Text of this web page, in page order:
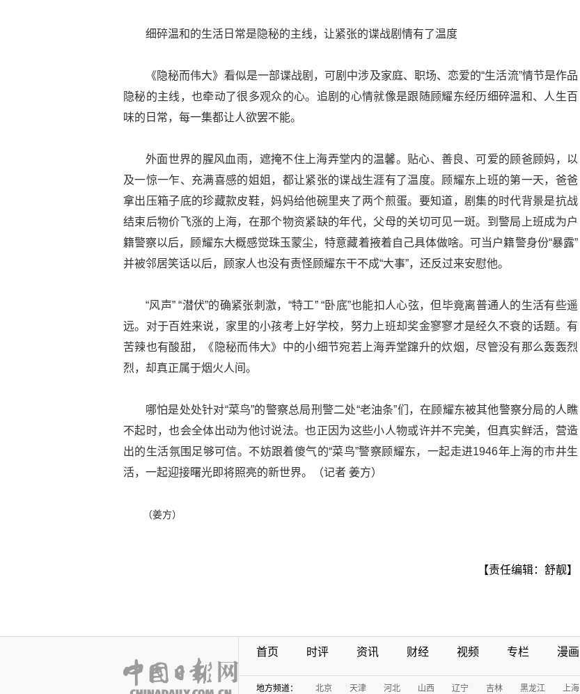
细碎温和的生活日常是隐秘的主线，让紧张的谍战剧情有了温度
《隐秘而伟大》看似是一部谍战剧，可剧中涉及家庭、职场、恋爱的“生活流”情节是作品
隐秘的主线，也牵动了很多观众的心。追剧的心情就像是跟随顾耀东经历细碎温和、人生百
味的日常，每一集都让人欲罢不能。
外面世界的腥风血雨，遮掩不住上海弄堂内的温馨。贴心、善良、可爱的顾爸顾妈，以
及一惊一乍、充满喜感的姐姐，都让紧张的谍战生涯有了温度。顾耀东上班的第一天，爸爸
拿出压箱子底的珍藏款皮鞋，妈妈给他碗里夹了两个煎蛋。要知道，剧集的时代背景是抗战
结束后物价飞涨的上海，在那个物资紧缺的年代，父母的关切可见一斑。到警局上班成为户
籍警察以后，顾耀东大概感觉珠玉蒙尘，特意藏着掖着自己具体做啥。可当户籍警身份“暴露”
并被邻居笑话以后，顾家人也没有责怪顾耀东干不成“大事”，还反过来安慰他。
“风声” “潜伏”的确紧张刺激，“特工” “卧底”也能扣人心弦，但毕竟离普通人的生活有些遥
远。对于百姓来说，家里的小孩考上好学校，努力上班却奖金寥寥才是经久不衰的话题。有
苦辣也有酸甜，《隐秘而伟大》中的小细节宛若上海弄堂蹿升的炊烟，尽管没有那么轰轰烈
烈，却真正属于烟火人间。
哪怕是处处针对“菜鸟”的警察总局刑警二处“老油条”们，在顾耀东被其他警察分局的人瞧
不起时，也会全体出动为他讨说法。也正因为这些小人物或许并不完美，但真实鲜活，营造
出的生活氛围足够可信。不妨跟着傻气的“菜鸟”警察顾耀东，一起走进1946年上海的市井生
活，一起迎接曙光即将照亮的新世界。（记者 姜方）
（姜方）
【责任编辑：舒靓】
首页 时评 资讯 财经 视频 专栏 漫画
地方频道： 北京 天津 河北 山西 辽宁 吉林 黑龙江 上海